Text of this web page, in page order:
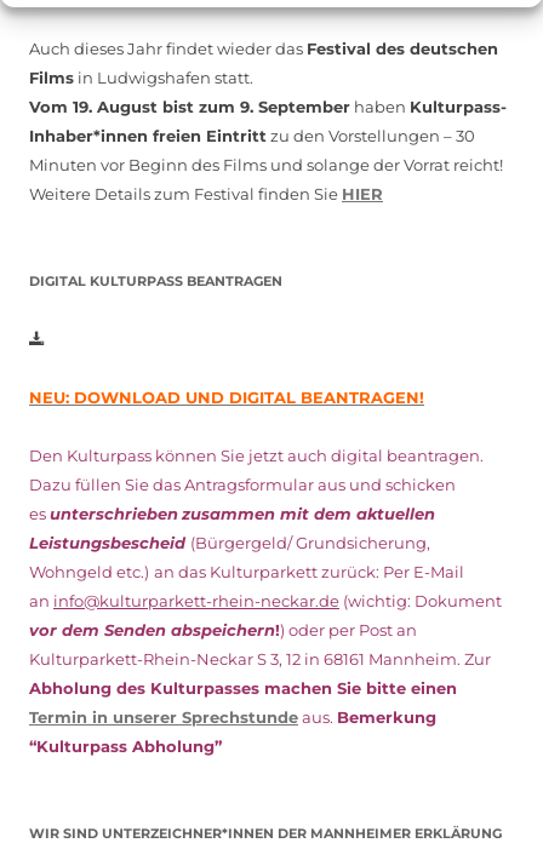
Auch dieses Jahr findet wieder das Festival des deutschen
Films in Ludwigshafen statt.
Vom 19. August bist zum 9. September haben Kulturpass-
Inhaber*innen freien Eintritt zu den Vorstellungen – 30
Minuten vor Beginn des Films und solange der Vorrat reicht!
Weitere Details zum Festival finden Sie HIER
DIGITAL KULTURPASS BEANTRAGEN
NEU: DOWNLOAD UND DIGITAL BEANTRAGEN!
Den Kulturpass können Sie jetzt auch digital beantragen.
Dazu füllen Sie das Antragsformular aus und schicken
esunterschriebenzusammen mit dem aktuellen
Leistungsbescheid (Bürgergeld/ Grundsicherung,
Wohngeld etc.) an das Kulturparkett zurück: Per E-Mail
an info@kulturparkett-rhein-neckar.de (wichtig: Dokument
vor dem Senden abspeichern!) oder per Post an
Kulturparkett-Rhein-Neckar S 3, 12 in 68161 Mannheim. Zur
Abholung des Kulturpasses machen Sie bitte einen
Termin in unserer Sprechstundeaus. Bemerkung
“Kulturpass Abholung”
WIR SIND UNTERZEICHNER*INNEN DER MANNHEIMER ERKLÄRUNG